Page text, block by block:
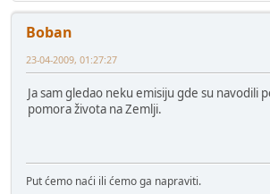
Boban
23-04-2009, 01:27:27
Ja sam gledao neku emisiju gde su navodili
pomora života na Zemlji.
Put ćemo naći ili ćemo ga napraviti.